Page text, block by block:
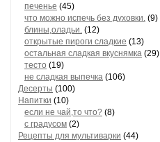
печенье (45)
что можно испечь без духовки. (9)
блины,оладьи. (12)
открытые пироги сладкие (13)
остальная сладкая вкуснямка (29)
тесто (19)
не сладкая выпечка (106)
Десерты (100)
Напитки (10)
если не чай,то что? (8)
с градусом (2)
Рецепты для мультиварки (44)